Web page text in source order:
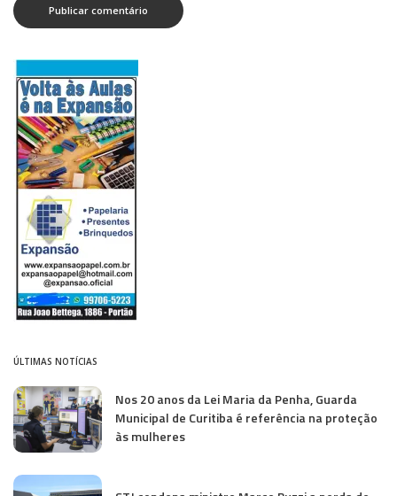
ÚLTIMAS NOTÍCIAS
Nos 20 anos da Lei Maria da Penha, Guarda
Municipal de Curitiba é referência na proteção
às mulheres